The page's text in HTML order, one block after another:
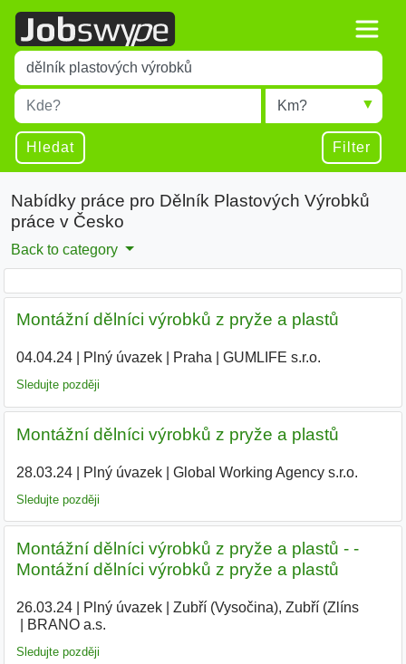
Title
Type 1 or more characters for results.
Místo
Type 1 or more characters for results.
Radius
Hledat Filter
Nabídky práce pro Dělník Plastových Výrobků
práce v Česko
Back to category
Montážní dělníci výrobků z pryže a plastů
04.04.24| Plný úvazek| Praha GUMLIFE s.r.o.
Sledujte později
Montážní dělníci výrobků z pryže a plastů
28.03.24| Plný úvazek| Global Working Agency s.r.o.
Sledujte později
Montážní dělníci výrobků z pryže a plastů - -
Montážní dělníci výrobků z pryže a plastů
26.03.24| Plný úvazek| Zubří (Vysočina), Zubří (Zlíns|
BRANO a.s.
Sledujte později